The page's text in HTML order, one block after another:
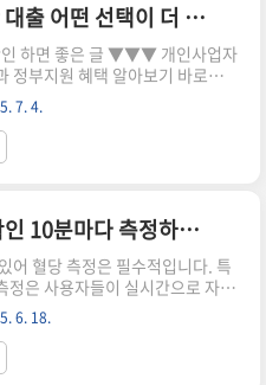
복잡하여 많은 사람들이 포기하
서는 정부지원사업을 쉽게 찾는
, 여러분의 고민을 덜어드리고자
사업 검색의 어려움 정부지원사업
유는 여러 가지입니다. 주로 아래
있습니다:정보의 다양성으로 인
정부지원 대환대출 vs 일반 대출 어떤 선택이 더 유리할까
하면 좋은 글 ▼▼▼ 개인사업자
정부지원 혜택 알아보기 바로가기
로 알아보는 정부지원 혜택 및 신
정부지원 대환대출 채무통합 이자
바로가기경제적 어려움 속에서
지금 같은 경제적 불황 속에서
말 유용한 해결책이 될 수 있습니
세요!대환대출의 개념과 필요성
의 고금리 대출을 저금리 대출로
로, 이자 부담을 줄이는 데 큰 도움
정부지원 대환대출은 저신용자 및
상품으로, 보다 낮은 금리로 대출
점..
7. 4.
혈당 측정 결과를 실시간 확인 10분마다 측정하는 당뇨 제로음
어 혈당 측정은 필수적입니다. 특
정은 사용자들이 실시간으로 자신
인하고, 이를 바탕으로 적절한 대
돕습니다. 이 글에서는 10분마다
당뇨 제로음의 특징과 장점, 그리
주 묻는 질문에 대해 알아보겠습
6. 18.